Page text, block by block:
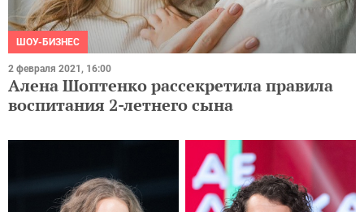
ШОУ-БИЗНЕС
2 февраля 2021, 16:00
Алена Шоптенко рассекретила правила
воспитания 2-летнего сына